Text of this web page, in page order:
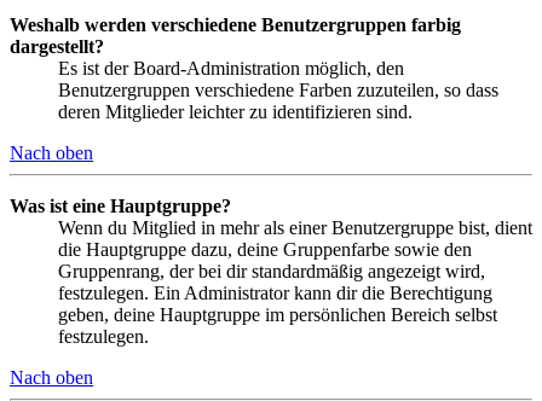
Weshalb werden verschiedene Benutzergruppen farbig
dargestellt?
Es ist der Board-Administration möglich, den
Benutzergruppen verschiedene Farben zuzuteilen, so dass
deren Mitglieder leichter zu identifizieren sind.
Nach oben
Was ist eine Hauptgruppe?
Wenn du Mitglied in mehr als einer Benutzergruppe bist, dient
die Hauptgruppe dazu, deine Gruppenfarbe sowie den
Gruppenrang, der bei dir standardmäßig angezeigt wird,
festzulegen. Ein Administrator kann dir die Berechtigung
geben, deine Hauptgruppe im persönlichen Bereich selbst
festzulegen.
Nach oben